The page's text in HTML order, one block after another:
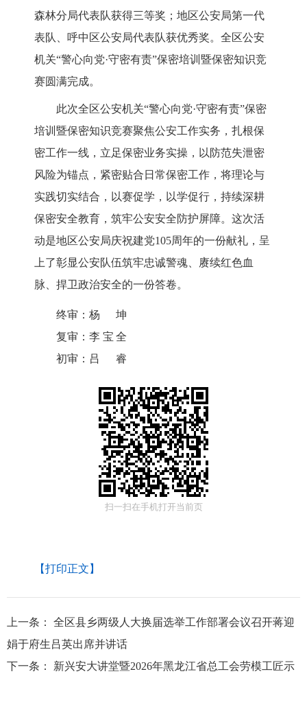
森林分局代表队获得三等奖；地区公安局第一代
表队、呼中区公安局代表队获优秀奖。全区公安
机关“警心向党·守密有责”保密培训暨保密知识竞
赛圆满完成。
此次全区公安机关“警心向党·守密有责”保密
培训暨保密知识竞赛聚焦公安工作实务，扎根保
密工作一线，立足保密业务实操，以防范失泄密
风险为锚点，紧密贴合日常保密工作，将理论与
实践切实结合，以赛促学，以学促行，持续深耕
保密安全教育，筑牢公安安全防护屏障。这次活
动是地区公安局庆祝建党105周年的一份献礼，呈
上了彰显公安队伍筑牢忠诚警魂、赓续红色血
脉、捍卫政治安全的一份答卷。
终审： 杨坤
复审： 李宝全
初审： 吕睿
扫一扫在手机打开当前页
【打印正文】
上一条：
全区县乡两级人大换届选举工作部署会议召开蒋迎
娟于府生吕英出席并讲话
下一条：
新兴安大讲堂暨2026年黑龙江省总工会劳模工匠示